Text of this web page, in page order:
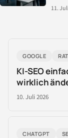
11.
GOOGLE
KI-SEO
wirklich
10. Juli 2026
CHATGPT